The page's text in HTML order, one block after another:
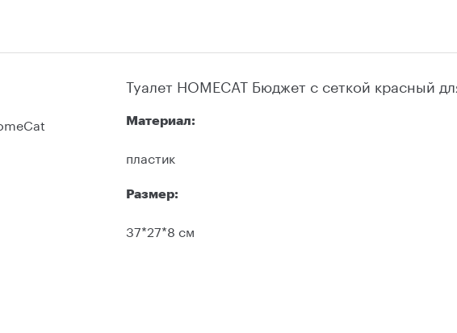
Туалет HOMECAT Бюджет с сеткой красный
Материал:
пластик
Размер:
37*27*8 см